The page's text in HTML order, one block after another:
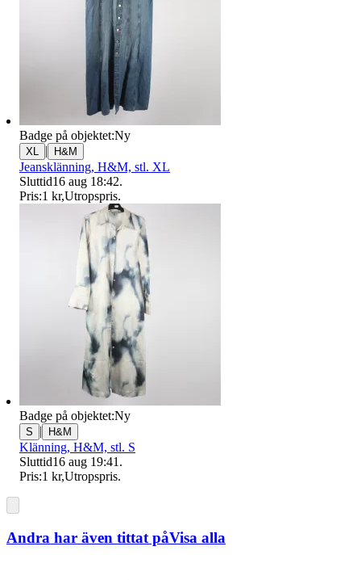
Badge på objektet:Ny
XL | H&M
Jeansklänning, H&M, stl. XL
Sluttid16 aug 18:42.
Pris:1 kr,Utropspris.
Badge på objektet:Ny
S | H&M
Klänning, H&M, stl. S
Sluttid16 aug 19:41 .
Pris:1 kr,Utropspris.
Andra har även tittat påVisa alla